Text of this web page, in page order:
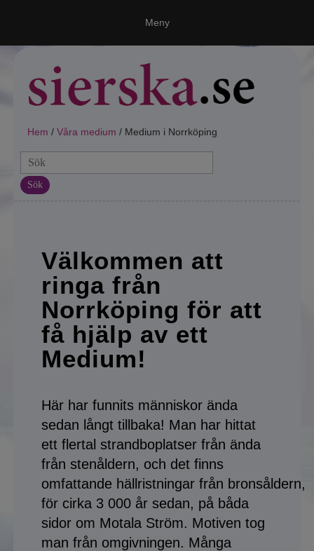
Meny
Våra medium
Alla våra medium
Medium i Stockholm
Medium i Göteborg
Medium i Malmö
Medium i Linköping
Medium i Norrköping
Medium i Uppsala
Medium i Halmstad
Medium i Jönköping
Medium i Kalmar
Medium i Sundsvall
Hem / Våra medium / Medium i Norrköping
Sök
Välkommen att
ringa från
Norrköping för att
få hjälp av ett
Medium!
Här har funnits människor ända
sedan långt tillbaka! Man har hittat
ett flertal strandboplatser från ända
från stenåldern, och det finns
omfattande hällristningar från bronsåldern,
för cirka 3 000 år sedan, på båda
sidor om Motala Ström. Motiven tog
man från omgivningen. Många